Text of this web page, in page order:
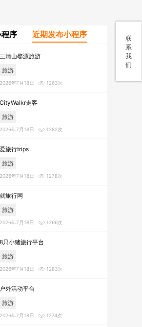
联
系
我
们
序 近期发布小程序
三清山婺源旅游
旅游
2026年7月18日 1263次
CityWalkr走客
旅游
2026年7月18日 1282次
爱旅行trips
旅游
2026年7月18日 1278次
就旅行网
旅游
2026年7月18日 1266次
8只小猪旅行平台
旅游
2026年7月18日 1283次
户外活动平台
旅游
2026年7月18日 1274次